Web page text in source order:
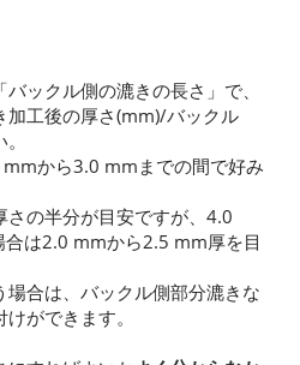
ックル側の漉きの長さ」で、
加工後の厚さ(mm)/バックル
から3.0 mmまでの間で好み
の半分が目安ですが、4.0
は2.0 mmから2.5 mm厚を目
場合は、バックル側部分漉きな
ができます。